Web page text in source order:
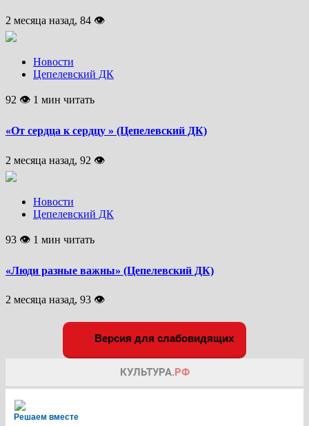
2 месяца назад, 84 👁
Новости
Цепелевский ДК
92 👁 1 мин читать
«От сердца к сердцу » (Цепелевский ДК)
2 месяца назад, 92 👁
Новости
Цепелевский ДК
93 👁 1 мин читать
«Люди разные важны» (Цепелевский ДК)
2 месяца назад, 93 👁
Версия для слабовидящих
Решаем вместе